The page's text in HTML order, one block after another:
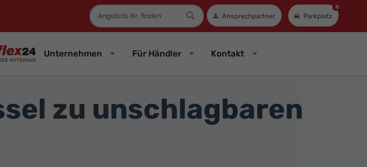
Fahrzeugnummer
Ansprechpartner Parkplatz
0
Unternehmen Für Händler Kontakt
zu unschlagbaren